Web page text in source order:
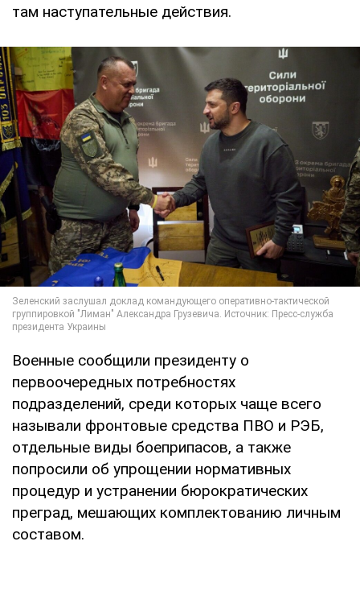
там наступательные действия.
Военные сообщили президенту о
первоочередных потребностях
подразделений, среди которых чаще всего
называли фронтовые средства ПВО и РЭБ,
отдельные виды боеприпасов, а также
попросили об упрощении нормативных
процедур и устранении бюрократических
преград, мешающих комплектованию личным
составом.